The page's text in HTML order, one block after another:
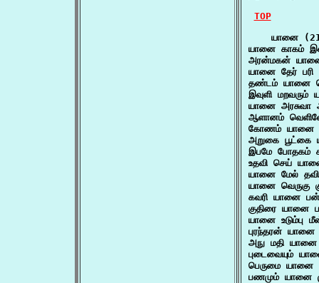
TOP
யானை
யானை காகம்
அரன்மகன்
யானை தேர்
தண்டம் யானை
இவுளி
யானை
ஆளானம்
கோணம் யானை
அறுகை
இபமே போதகம்
உதவி செய்
யானை மேல்
யானை வெருகு
கவரி யானை
குதிரை யானை
யானை உடும்பு
புரந்தரன்
அநு மதி
புடைவையும்
பெருமை
பணமும் யானை